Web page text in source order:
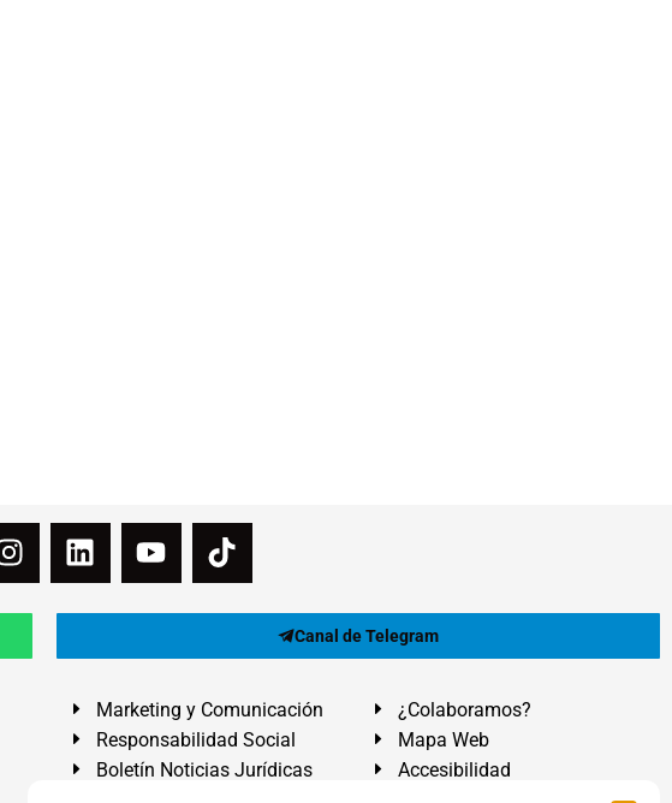
Canal de Telegram
Marketing y Comunicación
Responsabilidad Social
Boletín Noticias Jurídicas
¿Colaboramos?
Mapa Web
Accesibilidad